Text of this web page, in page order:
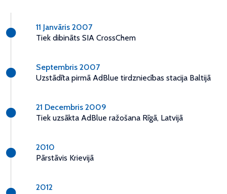
11 Janvāris 2007
Tiek dibināts SIA CrossChem
Septembris 2007
Uzstādīta pirmā AdBlue tirdzniecības stacija Baltijā
21 Decembris 2009
Tiek uzsākta AdBlue ražošana Rīgā, Latvijā
2010
Pārstāvis Krievijā
2012